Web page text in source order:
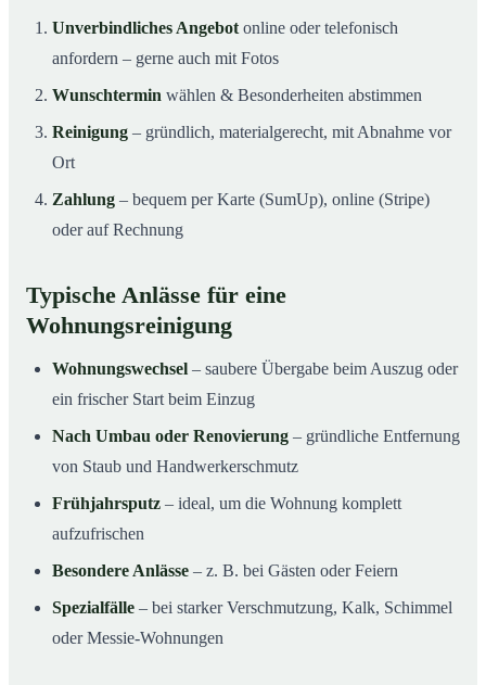
Unverbindliches Angebot online oder telefonisch
anfordern – gerne auch mit Fotos
Wunschtermin wählen & Besonderheiten abstimmen
Reinigung – gründlich, materialgerecht, mit Abnahme vor
Ort
Zahlung – bequem per Karte (SumUp), online (Stripe)
oder auf Rechnung
Typische Anlässe für eine
Wohnungsreinigung
Wohnungswechsel – saubere Übergabe beim Auszug oder
ein frischer Start beim Einzug
Nach Umbau oder Renovierung – gründliche Entfernung
von Staub und Handwerkerschmutz
Frühjahrsputz – ideal, um die Wohnung komplett
aufzufrischen
Besondere Anlässe – z. B. bei Gästen oder Feiern
Spezialfälle – bei starker Verschmutzung, Kalk, Schimmel
oder Messie-Wohnungen